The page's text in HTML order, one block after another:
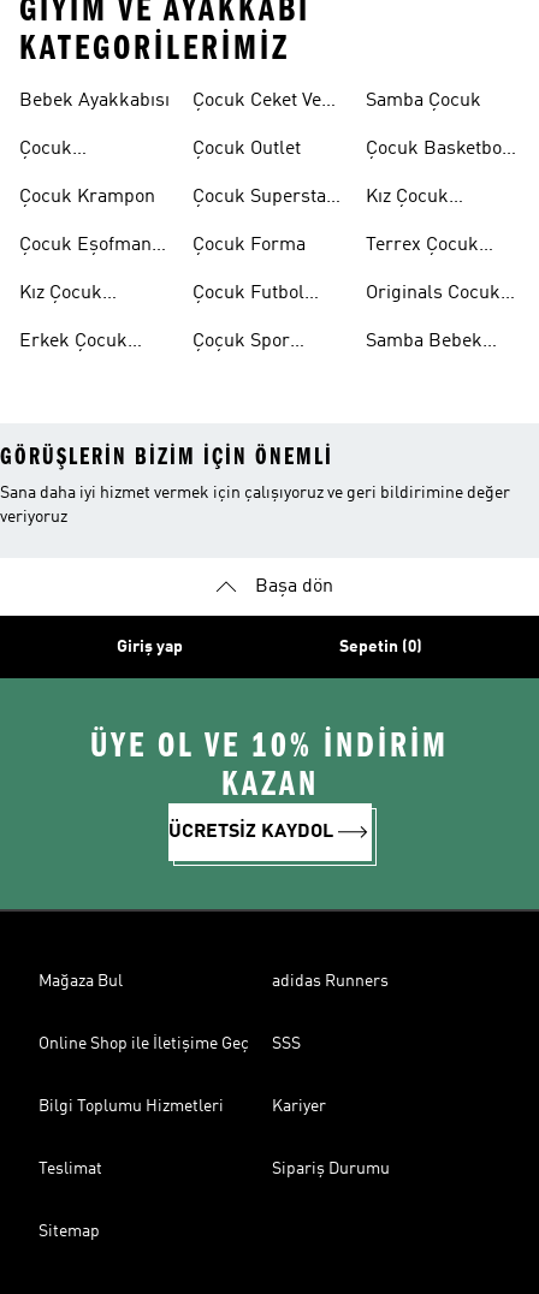
GIYIM VE AYAKKABI
KATEGORILERIMIZ
Bebek Ayakkabısı
Çocuk
Çocuk Krampon
Çocuk Eşofman
Kız Çocuk
Erkek Çocuk
Çocuk Ceket Ve
Çocuk Outlet
Çocuk Superstar
Çocuk Forma
Çocuk Futbol
Çoçuk Spor
Samba Çocuk
Çocuk Basketbol
Kız Çocuk
Terrex Çocuk
Originals Cocuk
Samba Bebek
GÖRÜŞLERIN BIZIM IÇIN ÖNEMLI
Sana daha iyi hizmet vermek için çalışıyoruz ve geri bildirimine değer
veriyoruz
Başa dön
Giriş yap Sepetin (0)
ÜYE OL VE 10% İNDİRİM
KAZAN
ÜCRETSİZ KAYDOL
Mağaza Bul adidas Runners
Online Shop ile İletişime Geç SSS
Bilgi Toplumu Hizmetleri Kariyer
Teslimat Sipariş Durumu
Sitemap